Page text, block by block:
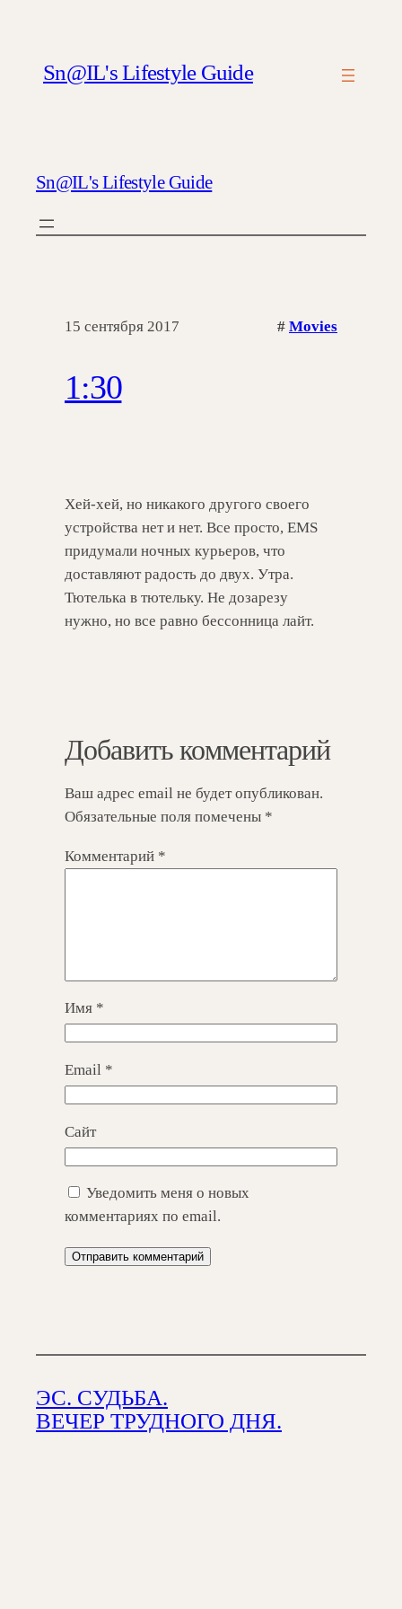
Sn@IL's Lifestyle Guide
Sn@IL's Lifestyle Guide
15 сентября 2017 # Movies
1:30
Хей-хей, но никакого другого своего
устройства нет и нет. Все просто, EMS
придумали ночных курьеров, что
доставляют радость до двух. Утра.
Тютелька в тютельку. Не дозарезу
нужно, но все равно бессонница лайт.
Добавить комментарий
Ваш адрес email не будет опубликован.
Обязательные поля помечены *
Комментарий *
Имя *
Email *
Сайт
Уведомить меня о новых
комментариях по email.
ЭС. СУДЬБА.
ВЕЧЕР ТРУДНОГО ДНЯ.